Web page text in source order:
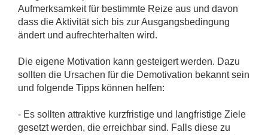
Aufmerksamkeit für bestimmte Reize aus und davon
dass die Aktivität sich bis zur Ausgangsbedingung
ändert und aufrechterhalten wird.
Die eigene Motivation kann gesteigert werden. Dazu
sollten die Ursachen für die Demotivation bekannt sein
und folgende Tipps können helfen:
- Es sollten attraktive kurzfristige und langfristige Ziele
gesetzt werden, die erreichbar sind. Falls diese zu